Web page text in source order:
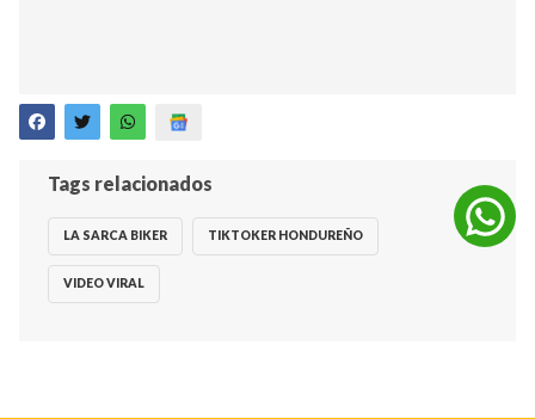
Tags relacionados
LA SARCA BIKER TIKTOKER HONDUREÑO
VIDEO VIRAL